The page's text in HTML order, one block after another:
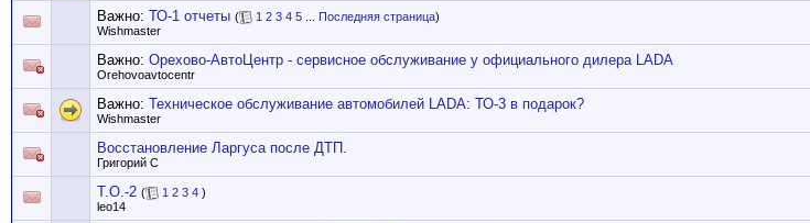
Важно: ТО-1 отчеты ( 1 2 3 4 5 Последняя страница)
Wishmaster
Важно: Орехово-АвтоЦентр - сервисное обслуживание у официального дилера LADA
Orehovoavtocentr
Важно: Техническое обслуживание автомобилей LADA: ТО-3 в подарок?
Wishmaster
Восстановление Ларгуса после ДТП.
Григорий С
Т.О.-2 ( 1 2 3 4 )
leo14